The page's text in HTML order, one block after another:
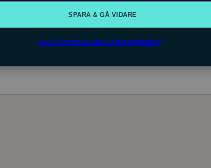
SPARA & GÅ VIDARE
Mer information om kundkategorierna